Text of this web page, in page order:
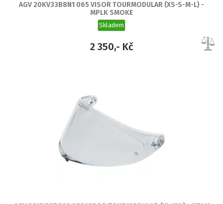
AGV 20KV33B8N1 065 VISOR TOURMODULAR (XS-S-M-L) -
MPLK SMOKE
Skladem
2 350,- Kč